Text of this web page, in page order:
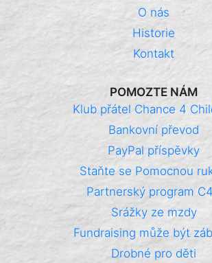
O nás
Historie
Kontakt
POMOZTE NÁM
Klub přátel Chance 4
Bankovní převod
PayPal příspěvky
Staňte se Pomocnou
Partnerský program
Srážky ze mzdy
Fundraising může být
Drobné pro děti